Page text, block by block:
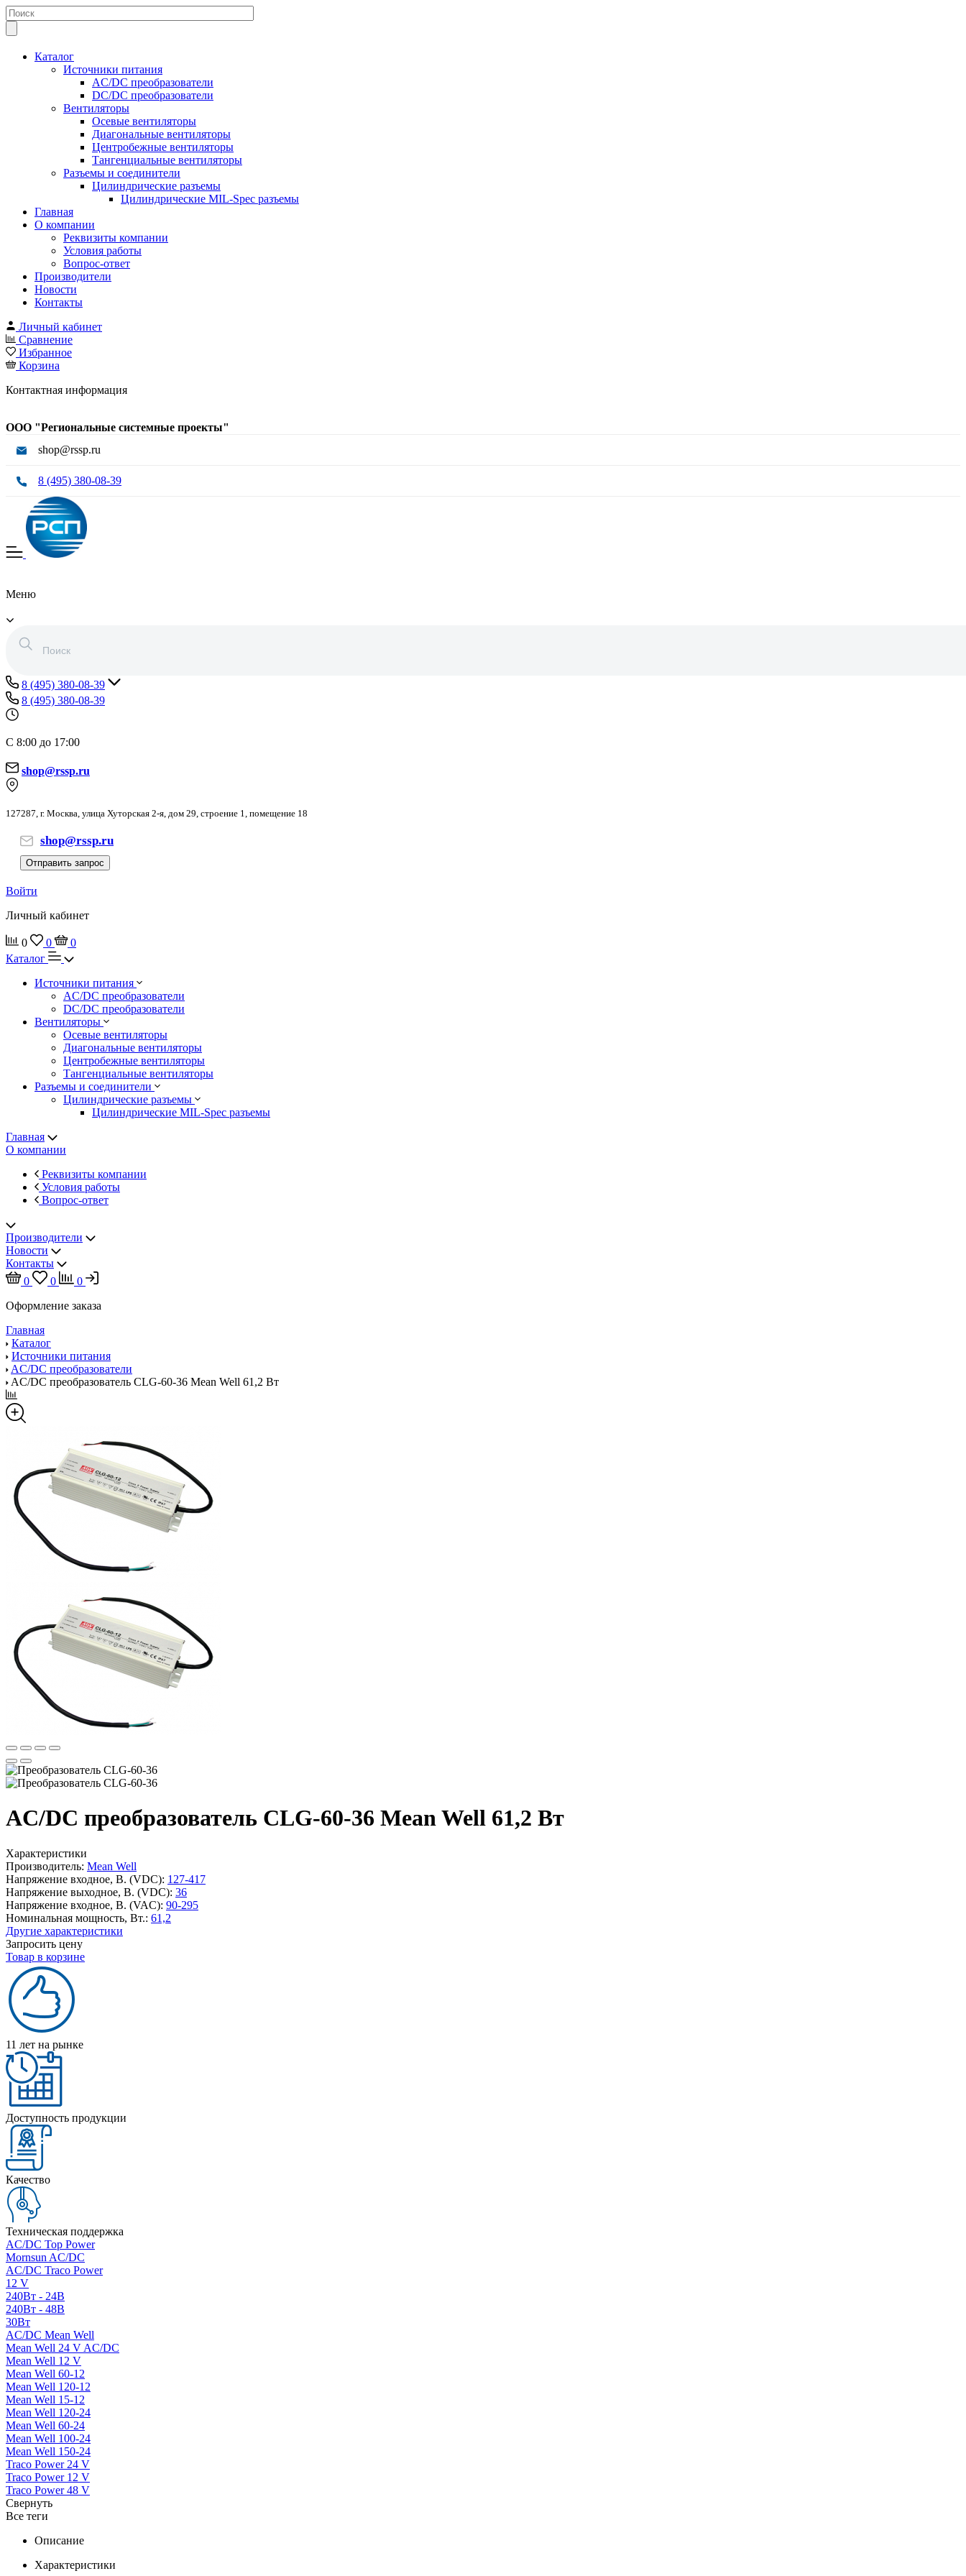
Каталог
Источники питания
AC/DC преобразователи
DC/DC преобразователи
Вентиляторы
Осевые вентиляторы
Диагональные вентиляторы
Центробежные вентиляторы
Тангенциальные вентиляторы
Разъемы и соединители
Цилиндрические разъемы
Цилиндрические MIL-Spec разъемы
Главная
О компании
Реквизиты компании
Условия работы
Вопрос-ответ
Производители
Новости
Контакты
Личный кабинет
Сравнение
Избранное
Корзина
Контактная информация
ООО "Региональные системные проекты"
shop@rssp.ru
8 (495) 380-08-39
Меню
8 (495) 380-08-39
8 (495) 380-08-39
С 8:00 до 17:00
shop@rssp.ru
127287, г. Москва, улица Хуторская 2-я, дом 29, строение 1, помещение 18
shop@rssp.ru
Отправить запрос
Войти
Личный кабинет
0 0
0
Каталог
Источники питания
AC/DC преобразователи
DC/DC преобразователи
Вентиляторы
Осевые вентиляторы
Диагональные вентиляторы
Центробежные вентиляторы
Тангенциальные вентиляторы
Разъемы и соединители
Цилиндрические разъемы
Цилиндрические MIL-Spec разъемы
Главная
О компании
Реквизиты компании
Условия работы
Вопрос-ответ
Производители
Новости
Контакты
0
0
0
Оформление заказа
Главная
Каталог
Источники питания
AC/DC преобразователи
AC/DC преобразователь CLG-60-36 Mean Well 61,2 Вт
AC/DC преобразователь CLG-60-36 Mean Well 61,2 Вт
Характеристики
Производитель: Mean Well
Напряжение входное, В. (VDC): 127-417
Напряжение выходное, В. (VDC): 36
Напряжение входное, В. (VAC): 90-295
Номинальная мощность, Вт.: 61,2
Другие характеристики
Запросить цену
Товар в корзине
11 лет на рынке
Доступность продукции
Качество
Техническая поддержка
AC/DC Top Power
Mornsun AC/DC
AC/DC Traco Power
12 V
240Вт - 24В
240Вт - 48В
30Вт
AC/DC Mean Well
Mean Well 24 V AC/DC
Mean Well 12 V
Mean Well 60-12
Mean Well 120-12
Mean Well 15-12
Mean Well 120-24
Mean Well 60-24
Mean Well 100-24
Mean Well 150-24
Traco Power 24 V
Traco Power 12 V
Traco Power 48 V
Свернуть
Все теги
Описание
Характеристики